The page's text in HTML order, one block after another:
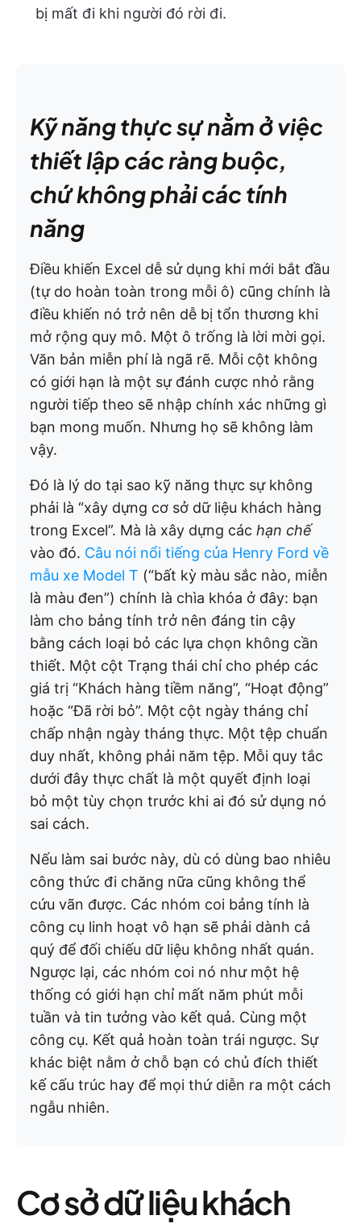
bị mất đi khi người đó rời đi.
Kỹ năng thực sự nằm ở việc
thiết lập các ràng buộc,
chứ không phải các tính
năng
Điều khiến Excel dễ sử dụng khi mới bắt đầu
(tự do hoàn toàn trong mỗi ô) cũng chính là
điều khiến nó trở nên dễ bị tổn thương khi
mở rộng quy mô. Một ô trống là lời mời gọi.
Văn bản miễn phí là ngã rẽ. Mỗi cột không
có giới hạn là một sự đánh cược nhỏ rằng
người tiếp theo sẽ nhập chính xác những gì
bạn mong muốn. Nhưng họ sẽ không làm
vậy.
Đó là lý do tại sao kỹ năng thực sự không
phải là “xây dựng cơ sở dữ liệu khách hàng
trong Excel”. Mà là xây dựng các hạn chế
vào đó. Câu nói nổi tiếng của Henry Ford về
mẫu xe Model T (“bất kỳ màu sắc nào, miễn
là màu đen”) chính là chìa khóa ở đây: bạn
làm cho bảng tính trở nên đáng tin cậy
bằng cách loại bỏ các lựa chọn không cần
thiết. Một cột Trạng thái chỉ cho phép các
giá trị “Khách hàng tiềm năng”, “Hoạt động”
hoặc “Đã rời bỏ”. Một cột ngày tháng chỉ
chấp nhận ngày tháng thực. Một tệp chuẩn
duy nhất, không phải năm tệp. Mỗi quy tắc
dưới đây thực chất là một quyết định loại
bỏ một tùy chọn trước khi ai đó sử dụng nó
sai cách.
Nếu làm sai bước này, dù có dùng bao nhiêu
công thức đi chăng nữa cũng không thể
cứu vãn được. Các nhóm coi bảng tính là
công cụ linh hoạt vô hạn sẽ phải dành cả
quý để đối chiếu dữ liệu không nhất quán.
Ngược lại, các nhóm coi nó như một hệ
thống có giới hạn chỉ mất năm phút mỗi
tuần và tin tưởng vào kết quả. Cùng một
công cụ. Kết quả hoàn toàn trái ngược. Sự
khác biệt nằm ở chỗ bạn có chủ đích thiết
kế cấu trúc hay để mọi thứ diễn ra một cách
ngẫu nhiên.
Cơ sở dữ liệu khách